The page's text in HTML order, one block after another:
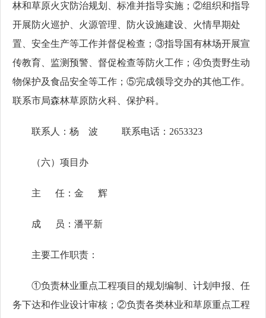
林和草原火灾防治规划、标准并指导实施；②组织和指导
开展防火巡护、火源管理、防火设施建设、火情早期处
置、安全生产等工作并督促检查；③指导国有林场开展宣
传教育、监测预警、督促检查等防火工作；④负责野生动
物保护及食品安全等工作；⑤完成领导交办的其他工作。
联系市局森林草原防火科、保护科。
联系人：杨 波 联系电话：2653323
（六）项目办
主 任：金 辉
成 员：潘平新
主要工作职责：
①负责林业重点工程项目的规划编制、计划申报、任
务下达和作业设计审核；②负责各类林业和草原重点工程